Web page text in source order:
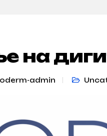
на
admin